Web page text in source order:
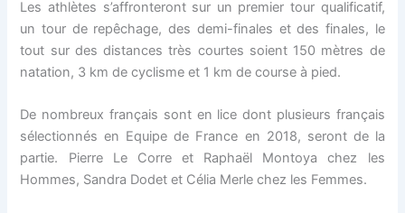
Les athlètes s’affronteront sur un premier tour qualificatif,
un tour de repêchage, des demi-finales et des finales, le
tout sur des distances très courtes soient 150 mètres de
natation, 3 km de cyclisme et 1 km de course à pied.
De nombreux français sont en lice dont plusieurs français
sélectionnés en Equipe de France en 2018, seront de la
partie. Pierre Le Corre et Raphaël Montoya chez les
Hommes, Sandra Dodet et Célia Merle chez les Femmes.